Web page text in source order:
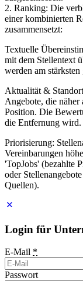
2. Ranking: Die
einer kombinierten
zusammensetzt:
Textuelle
mit dem Stellentext
werden am
Aktualität &
Angebote, die näher
Position. Die
die Entfernung wird.
Priorisierung:
Vereinbarungen
'TopJobs' (bezahlte
oder
Quellen).
Login für
E-Mail *
Passwort